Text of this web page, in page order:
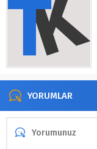
YORUMLAR